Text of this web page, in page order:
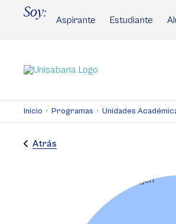
Soy:
Aspirante Estudiante
Inicio Programas Unidades
Atrás